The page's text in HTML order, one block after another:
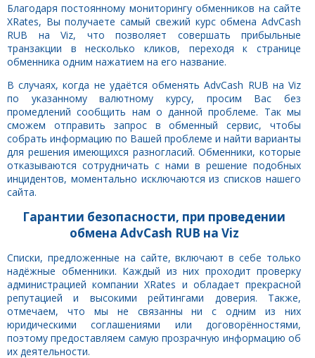
Благодаря постоянному мониторингу обменников на сайте
XRates, Вы получаете самый свежий курс обмена AdvCash
RUB на Viz, что позволяет совершать прибыльные
транзакции в несколько кликов, переходя к странице
обменника одним нажатием на его название.
В случаях, когда не удаётся обменять AdvCash RUB на Viz
по указанному валютному курсу, просим Вас без
промедлений сообщить нам о данной проблеме. Так мы
сможем отправить запрос в обменный сервис, чтобы
собрать информацию по Вашей проблеме и найти варианты
для решения имеющихся разногласий. Обменники, которые
отказываются сотрудничать с нами в решение подобных
инцидентов, моментально исключаются из списков нашего
сайта.
Гарантии безопасности, при проведении
обмена AdvCash RUB на Viz
Списки, предложенные на сайте, включают в себе только
надёжные обменники. Каждый из них проходит проверку
администрацией компании XRates и обладает прекрасной
репутацией и высокими рейтингами доверия. Также,
отмечаем, что мы не связанны ни с одним из них
юридическими соглашениями или договорённостями,
поэтому предоставляем самую прозрачную информацию об
их деятельности.